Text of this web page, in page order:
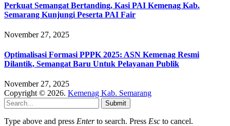
Perkuat Semangat Bertanding, Kasi PAI Kemenag Kab.
Semarang Kunjungi Peserta PAI Fair
November 27, 2025
Optimalisasi Formasi PPPK 2025: ASN Kemenag Resmi
Dilantik, Semangat Baru Untuk Pelayanan Publik
November 27, 2025
Copyright © 2026. Kemenag Kab. Semarang
Submit
Type above and press Enterto search. Press Esc to cancel.